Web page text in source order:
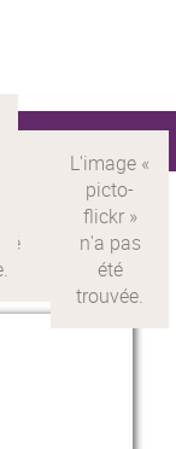
Présentation